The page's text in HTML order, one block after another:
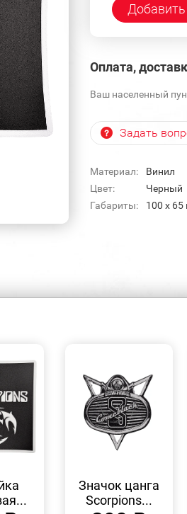
Оплата,
Ваш населенный
Задать
Материал:
Винил
Цвет:
Черный
Габариты:
100 х
Значок цанга
Scorpions...